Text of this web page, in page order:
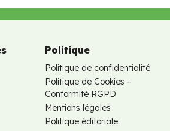
Politique
Politique de confidentialité
Politique de Cookies –
Conformité RGPD
Mentions légales
Politique éditoriale